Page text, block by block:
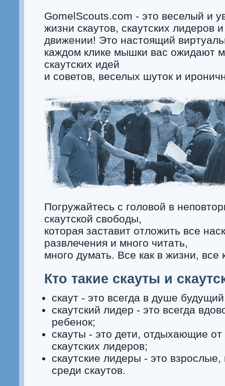
GomelScouts.com - это веселый и
жизни скаутов, скаутских лидеров
движении! Это настоящий
каждом клике мышки вас ожидают
скаутских идей
и советов, веселых шуток и
Погружайтесь с головой в
скаутской свободы,
которая заставит отложить все
развлечения и много читать,
много думать. Все как в жизни, все
Кто такие скауты и
скаут - это всегда в душе
скаутский лидер - это всегда
ребенок;
скауты - это дети, отдыхающие
скаутских лидеров;
скаутские лидеры - это
среди скаутов.